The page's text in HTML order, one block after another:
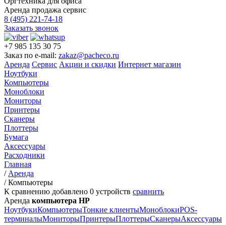
Аренда продажа сервис
8 (495) 221-74-18
Заказать звонок
+7 985 135 30 75
Заказ по e-mail: zakaz@pacheco.ru
Аренда Сервис Акции и скидки Интернет магазин
Ноутбуки
Компьютеры
Моноблоки
Мониторы
Принтеры
Сканеры
Плоттеры
Бумага
Аксессуары
Расходники
Главная
/ Аренда
/Компьютеры
К сравнению добавлено 0 устройств сравнить
Аренда компьютера HP
НоутбукиКомпьютерыТонкие клиентыМоноблокиPOS-
терминалыМониторыПринтерыПлоттерыСканерыАксессуары